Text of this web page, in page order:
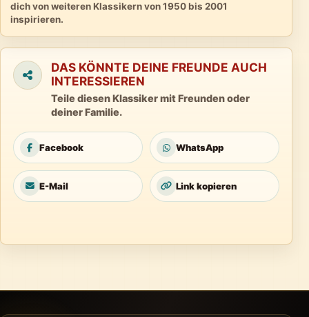
dich von weiteren Klassikern von 1950 bis 2001
inspirieren.
DAS KÖNNTE DEINE FREUNDE AUCH
INTERESSIEREN
Teile diesen Klassiker mit Freunden oder
deiner Familie.
Facebook WhatsApp
E-Mail Link kopieren